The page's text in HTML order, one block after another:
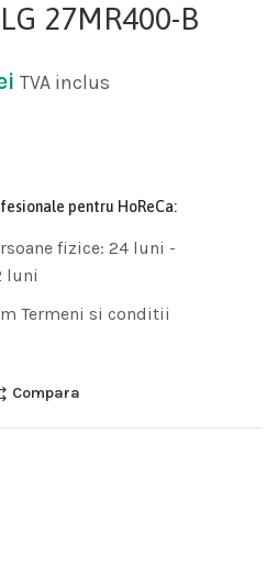
27MR400-B
TVA inclus
pentru HoReCa:
fizice: 24 luni -
luni
Termeni si conditii
Compara